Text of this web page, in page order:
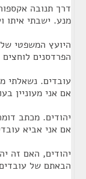
דרך תנובה
מנע. ישבתי איתו
היועץ המשפטי
הפרדסנים
עובדים. נשאלתי
אם אני מעוניין
יהודים. מכתב
אם אני אביא
יהודים, האם זה
הבאתם של